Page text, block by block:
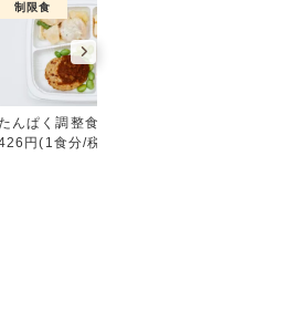
糖質制限食
制限食
んぱく調整食
円(1食分/税込)